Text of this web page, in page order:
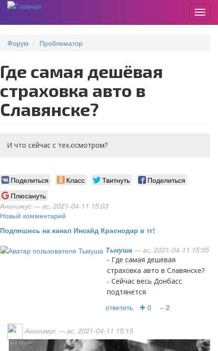
основному
Форум Проблематор
Где самая дешёвая
страховка авто в
Славянске?
И что сейчас с тех.осмотром?
Поделиться Класс Твитнуть
Поделиться
Плюсануть
Анонимус — вс, 2021-04-11 15:03
Новый комментарий
Подпишись на канал Инсайд Краснодар в тг!
Тьмуша — вс, 2021-04-11 15:05
- Где самая дешёвая
страховка авто в Славянске?
- Сейчас весь Донбасс
подтянется
ответить ✚ 0 − 2
Анонимус — вс, 2021-04-11 15:15